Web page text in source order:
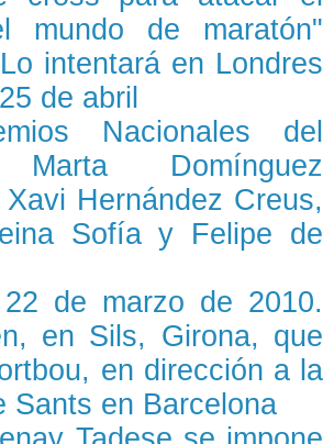
mundo de maratón"
intentará en Londres
de abril
Nacionales del
Marta Domínguez
Hernández Creus,
Sofía y Felipe de
de marzo de 2010.
en Sils, Girona, que
en dirección a la
Sants en Barcelona